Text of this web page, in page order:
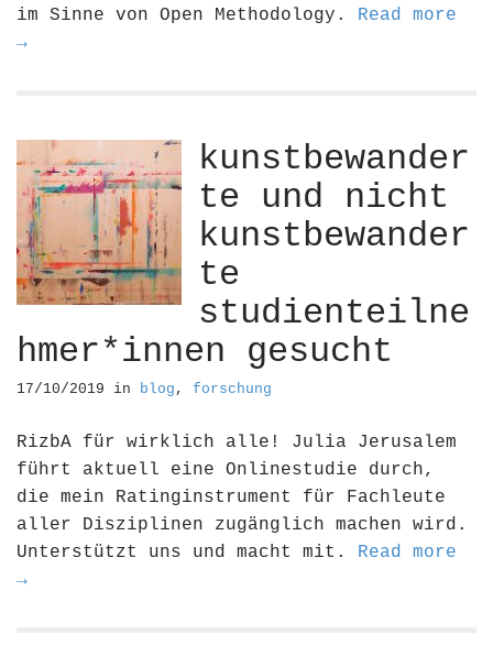
im Sinne von Open Methodology. Read more
→
kunstbewander
te und nicht
kunstbewander
te
studienteilne
hmer*innen gesucht
17/10/2019 in blog , forschung
RizbA für wirklich alle! Julia Jerusalem
führt aktuell eine Onlinestudie durch,
die mein Ratinginstrument für Fachleute
aller Disziplinen zugänglich machen wird.
Unterstützt uns und macht mit. Read more
→